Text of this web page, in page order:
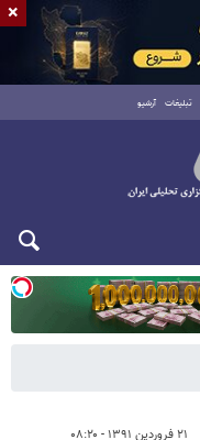
تبلیغات آرشیو
۲۱ فروردین ۱۳۹۱ - ۰۸:۲۰
×